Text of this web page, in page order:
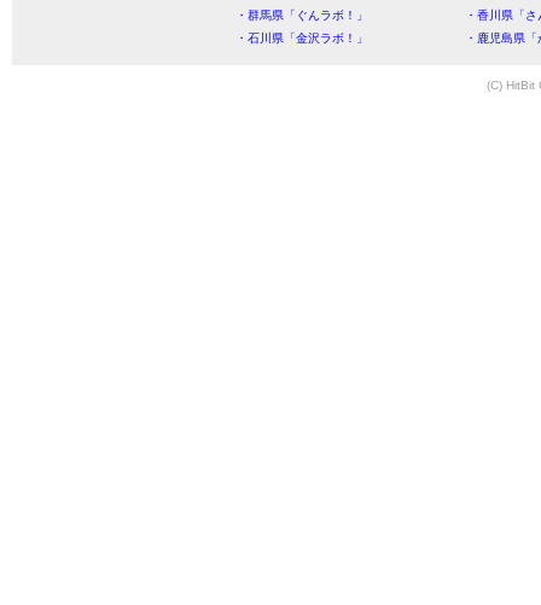
・群馬県「ぐんラボ！」
・香川県「
・石川県「金沢ラボ！」
・鹿児島県
(C) HitBit